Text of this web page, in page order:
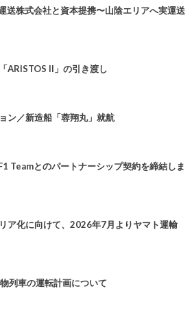
株式会社と資本提携〜山陰エリアへ実運送
ARISTOS II」の引き渡し
ン／新造船「蓉翔丸」就航
Teamとのパートナーシップ契約を締結しま
ア化に向けて、2026年7月よりヤマト運輸
列車の運転計画について